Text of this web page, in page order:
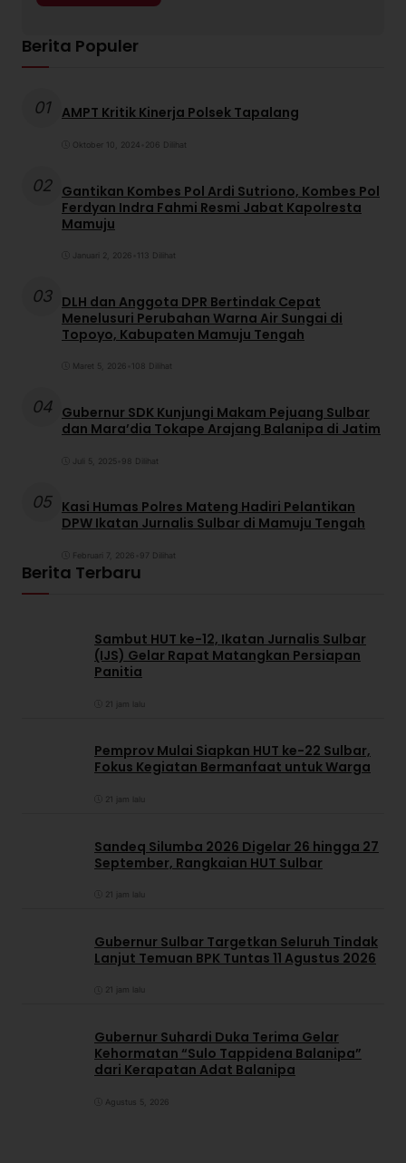
Berita Populer
01 AMPT Kritik Kinerja Polsek Tapalang
Oktober 10, 2024 206 Dilihat
02 Gantikan Kombes Pol Ardi Sutriono, Kombes Pol
Ferdyan Indra Fahmi Resmi Jabat Kapolresta
Mamuju
Januari 2, 2026 113 Dilihat
03 DLH dan Anggota DPR Bertindak Cepat
Menelusuri Perubahan Warna Air Sungai di
Topoyo, Kabupaten Mamuju Tengah
Maret 5, 2026 108 Dilihat
04 Gubernur SDK Kunjungi Makam Pejuang Sulbar
dan Mara’dia Tokape Arajang Balanipa di Jatim
Juli 5, 2025 98 Dilihat
05 Kasi Humas Polres Mateng Hadiri Pelantikan
DPW Ikatan Jurnalis Sulbar di Mamuju Tengah
Februari 7, 2026 97 Dilihat
Berita Terbaru
Sambut HUT ke-12, Ikatan Jurnalis Sulbar
(IJS) Gelar Rapat Matangkan Persiapan
Panitia
21 jam lalu
Pemprov Mulai Siapkan HUT ke-22 Sulbar,
Fokus Kegiatan Bermanfaat untuk Warga
21 jam lalu
Sandeq Silumba 2026 Digelar 26 hingga 27
September, Rangkaian HUT Sulbar
21 jam lalu
Gubernur Sulbar Targetkan Seluruh Tindak
Lanjut Temuan BPK Tuntas 11 Agustus 2026
21 jam lalu
Gubernur Suhardi Duka Terima Gelar
Kehormatan “Sulo Tappidena Balanipa”
dari Kerapatan Adat Balanipa
Agustus 5, 2026